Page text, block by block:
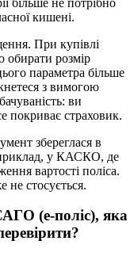
кишені.
При купівлі
обирати розмір
параметра більше
з вимогою
ви
покриває страховик.
збереглася в
у КАСКО, де
вартості поліса.
не стосується.
(е-поліс), яка